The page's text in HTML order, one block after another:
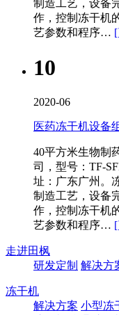
制造工艺，设备
作，控制冻干机
艺参数和程序…
10
2020-06
医药冻干机设备
40平方米生物制
司，型号：TF-
址：广东广州。
制造工艺，设备
作，控制冻干机
艺参数和程序…
走进田枫
研发定制 解决方
冻干机
解决方案 小型冻